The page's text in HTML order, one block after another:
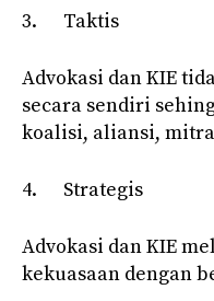
3. Taktis
Advokasi dan KIE
secara sendiri
koalisi, aliansi,
4. Strategis
Advokasi dan KIE
kekuasaan dengan